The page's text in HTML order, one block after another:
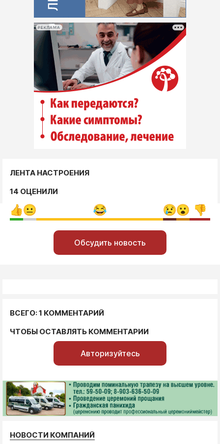
РЕКЛАМА
ЛЕНТА НАСТРОЕНИЯ
14 ОЦЕНИЛИ
Обсудить новость
ВСЕГО: 1 КОММЕНТАРИЙ
ЧТОБЫ ОСТАВЛЯТЬ КОММЕНТАРИИ
Авторизуйтесь
НОВОСТИ КОМПАНИЙ